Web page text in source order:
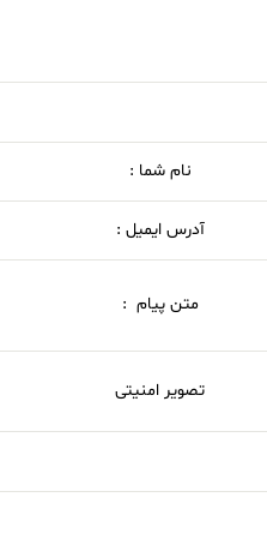
نام شما :
آدرس ایمیل :
متن پیام :
تصویر امنیتی